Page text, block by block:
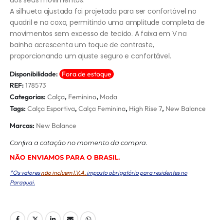
A silhueta ajustada foi projetada para ser confortável no
quadril e na coxa, permitindo uma amplitude completa de
movimentos sem excesso de tecido. A faixa em V na
bainha acrescenta um toque de contraste,
proporcionando um ajuste seguro e confortável.
Disponibilidade: Fora de estoque
REF: 178573
Categorias: Calça, Feminino, Moda
Tags: Calça Esportiva,Calça Feminina, High Rise 7, New Balance
Marcas: New Balance
Conﬁra a cotação no momento da compra.
NÃO ENVIAMOS PARA O BRASIL.
*Os valoresnão incluem I.V.A. imposto obrigatório para residentes no
Paraguai.